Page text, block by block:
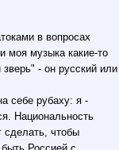
в вопросах
моя музыка какие-то
- он русский или
себе рубаху: я -
Национальность
сделать, чтобы